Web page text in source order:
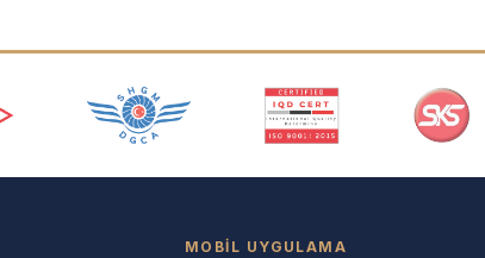
MOBIL UYGULAMA